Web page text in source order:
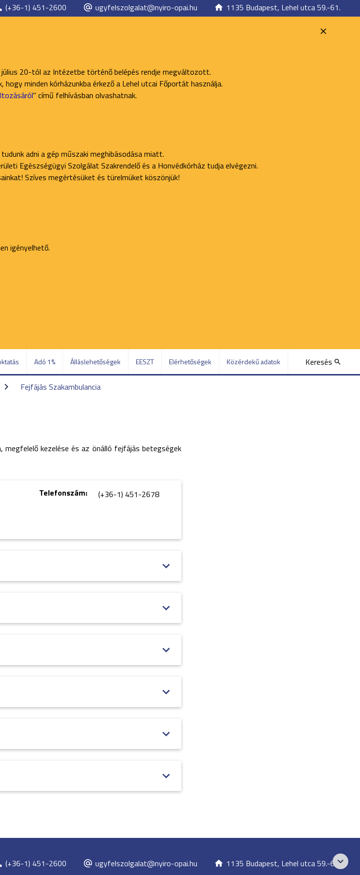
(+36-1) 451-2600 ugyfelszolgalat@nyiro-opai.hu 1135 Budapest, Lehel utca 59.-61.
20-tól az Intézetbe történő belépés rendje megváltozott.
minden kórházunkba érkező a Lehel utcai Főportát használja.
" című felhívásban olvashatnak.
adni a gép műszaki meghibásodása miatt.
Egészségügyi Szolgálat Szakrendelő és a Honvédkórház tudja elvégezni.
Szíves megértésüket és türelmüket köszönjük!
igényelhető.
Adó 1% Álláslehetőségek EESZT Elérhetőségek Közérdekű adatok Keresés
Fejfájás Szakambulancia
kezelése és az önálló fejfájás betegségek
Telefonszám:
(+36-1) 451-2678
(+36-1) 451-2600 ugyfelszolgalat@nyiro-opai.hu 1135 Budapest, Lehel utca 59.-61.